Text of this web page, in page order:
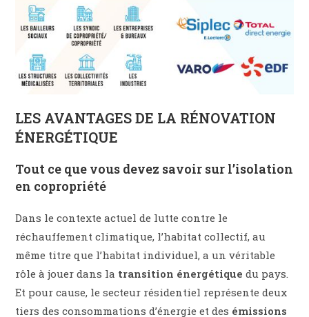
LES AVANTAGES DE LA RÉNOVATION
ÉNERGÉTIQUE
Tout ce que vous devez savoir sur l’isolation
en copropriété
Dans le contexte actuel de lutte contre le
réchauffement climatique, l’habitat collectif, au
même titre que l’habitat individuel, a un véritable
rôle à jouer dans la transition énergétique du pays.
Et pour cause, le secteur résidentiel représente deux
tiers des consommations d’énergie et des émissions